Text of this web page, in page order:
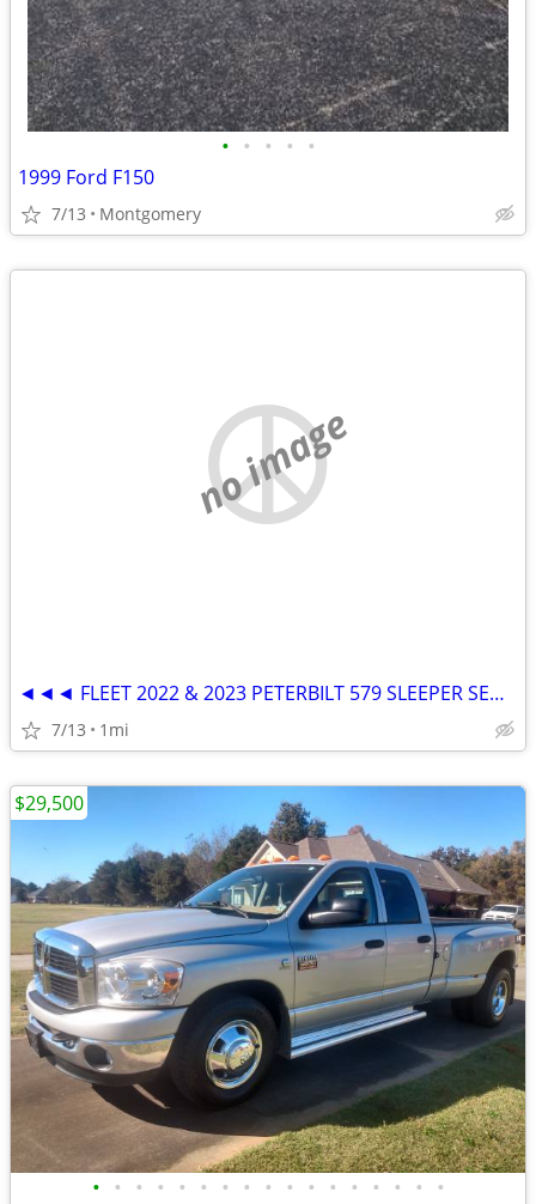
• • • • •
1999 Ford F150
7/13 Montgomery
no image
◄◄◄ FLEET 2022 & 2023 PETERBILT 579 SLEEPER SEMI TRUCKS ►►►
7/13 1mi
• • • • • • • • • • • • • • • • •
$29,500